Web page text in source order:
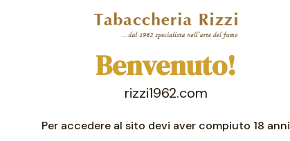
Benvenuto!
rizzi1962.com
Per accedere al sito devi aver compiuto 18 anni